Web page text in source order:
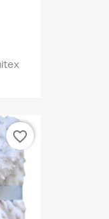
favorite_border